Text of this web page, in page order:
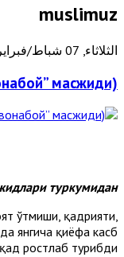
muslimuz
الثلاثاء, 07 شباط/فبراير 2023 00:00
масжиди)
туркумидан
ўтмиши, қадрияти,
янгича қиёфа касб
ростлаб турибди.